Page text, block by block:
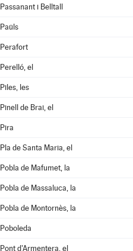
Passanant i Belltall
Paüls
Perafort
Perelló, el
Piles, les
Pinell de Brai, el
Pira
Pla de Santa Maria, el
Pobla de Mafumet, la
Pobla de Massaluca, la
Pobla de Montornès, la
Poboleda
Pont d'Armentera, el